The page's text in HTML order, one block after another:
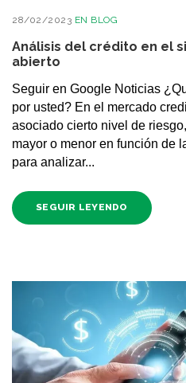
28/02/2023 EN BLOG
Análisis del crédito en el
abierto
Seguir en Google Noticias
por usted? En el mercado
asociado cierto nivel de
mayor o menor en función de
para analizar...
SEGUIR LEYENDO